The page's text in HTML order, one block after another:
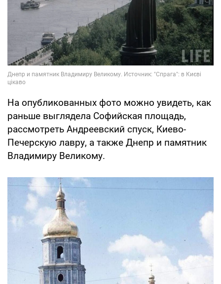
На опубликованных фото можно увидеть, как
раньше выглядела Софийская площадь,
рассмотреть Андреевский спуск, Киево-
Печерскую лавру, а также Днепр и памятник
Владимиру Великому.